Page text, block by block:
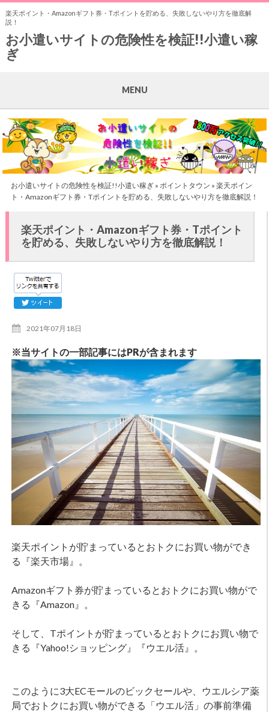
楽天ポイント・Amazonギフト券・Tポイントを貯める、失敗しないやり方を徹底解
説！
お小遣いサイトの危険性を検証!!小遣い稼
ぎ
MENU
お小遣いサイトの危険性を検証!!小遣い稼ぎ» ポイントタウン » 楽天ポイン
ト・Amazonギフト券・Tポイントを貯める、失敗しないやり方を徹底解説！
楽天ポイント・Amazonギフト券・Tポイント
を貯める、失敗しないやり方を徹底解説！
2021年07月18日
※当サイトの一部記事にはPRが含まれます
楽天ポイントが貯まっているとおトクにお買い物ができ
る『楽天市場』。
Amazonギフト券が貯まっているとおトクにお買い物がで
きる『Amazon』。
そして、Tポイントが貯まっているとおトクにお買い物で
きる『Yahoo!ショッピング』『ウエル活』。
このように3大ECモールのビックセールや、ウエルシア薬
局でおトクにお買い物ができる「ウエル活」の事前準備